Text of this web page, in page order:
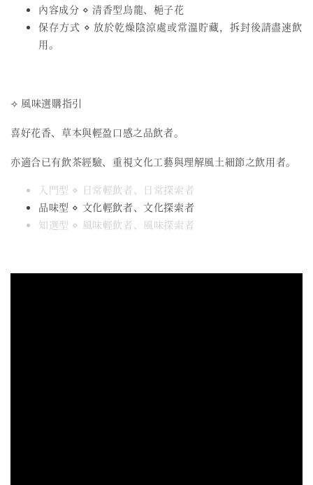
內容成分 ⋄ 清香型烏龍、梔子花
保存方式 ⋄ 放於乾燥陰涼處或常溫貯藏，拆封後請盡速飲
用。
⟢ 風味選購指引
喜好花香、草本與輕盈口感之品飲者。
亦適合已有飲茶經驗、重視文化工藝與理解風土細節之飲用者。
入門型 ⋄ 日常輕飲者、日常探索者
品味型 ⋄ 文化輕飲者、文化探索者
知選型 ⋄ 風味輕飲者、風味探索者